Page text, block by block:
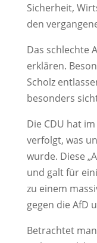
Sicherheit,
den
Das schlechte
erklären.
Scholz
besonders
Die CDU hat
verfolgt, was
wurde. Diese
und galt für
zu einem
gegen die AfD
Betrachtet